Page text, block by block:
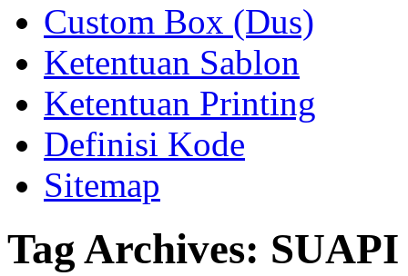
Custom Box (Dus)
Ketentuan Sablon
Ketentuan Printing
Definisi Kode
Sitemap
Tag Archives: SUAPI